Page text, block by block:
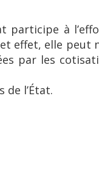
participe à
cet effet, elle
par les
l’État.